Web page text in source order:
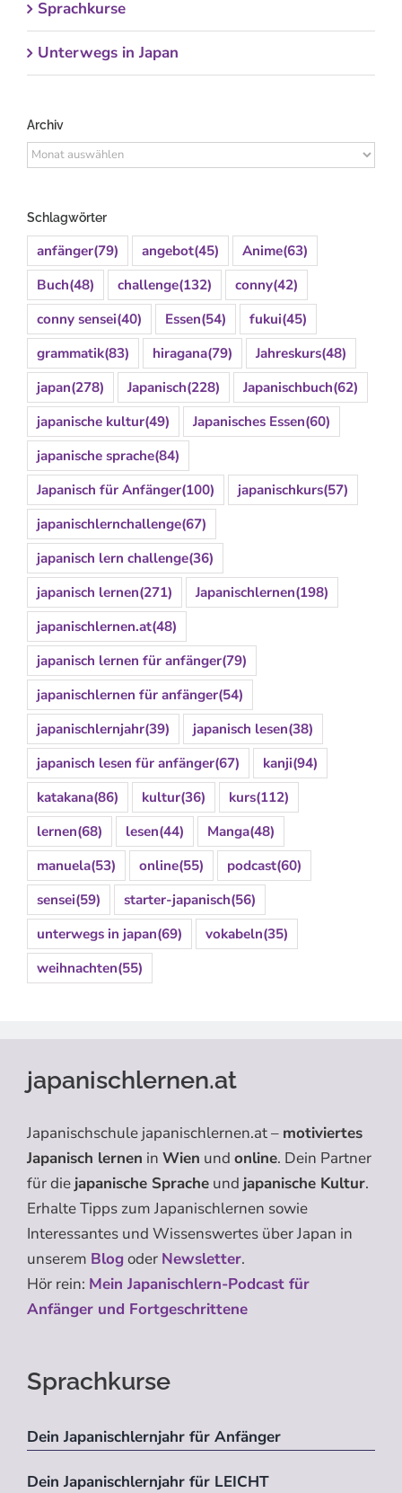
Sprachkurse
Unterwegs in Japan
Archiv
Archiv
Schlagwörter
anfänger(79) angebot(45) Anime(63)
Buch(48) challenge(132) conny(42)
conny sensei(40) Essen(54) fukui(45)
grammatik(83) hiragana(79) Jahreskurs(48)
japan(278) Japanisch(228) Japanischbuch(62)
japanische kultur(49) Japanisches Essen(60)
japanische sprache(84)
Japanisch für Anfänger(100) japanischkurs(57)
japanischlernchallenge(67)
japanisch lern challenge(36)
japanisch lernen(271) Japanischlernen(198)
japanischlernen.at(48)
japanisch lernen für anfänger(79)
japanischlernen für anfänger(54)
japanischlernjahr(39) japanisch lesen(38)
japanisch lesen für anfänger(67) kanji(94)
katakana(86) kultur(36) kurs(112)
lernen(68) lesen(44) Manga(48)
manuela(53) online(55) podcast(60)
sensei(59) starter-japanisch(56)
unterwegs in japan(69) vokabeln(35)
weihnachten(55)
japanischlernen.at
Japanischschule japanischlernen.at – motiviertes
Japanisch lernen in Wien und online. Dein Partner
für die japanische Sprache und japanische Kultur.
Erhalte Tipps zum Japanischlernen sowie
Interessantes und Wissenswertes über Japan in
unserem Blogoder Newsletter.
Hör rein: Mein Japanischlern-Podcast für
Anfänger und Fortgeschrittene
Sprachkurse
Dein Japanischlernjahr für Anfänger
Dein Japanischlernjahr für LEICHT